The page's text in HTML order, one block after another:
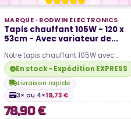
MARQUE · RODWIN ELECTRONICS
Tapis chauffant 105W - 120 x
53cm - Avec variateur de...
Notre tapis chauffant 105W avec
variateur de température est un
incontournable pour tout…
En stock - Expédition
Livraison rapide
3× ou 4×19,73 €
78,90 €
meilleurs éclairages horticoles
de 2024, nous explorons les
options les plus...
Lire la suite